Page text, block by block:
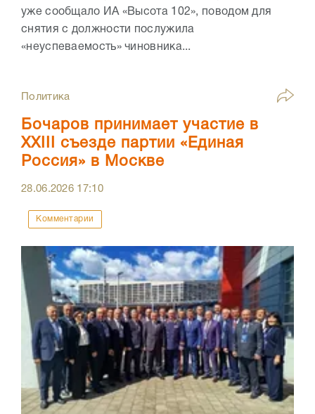
уже сообщало ИА «Высота 102», поводом для
снятия с должности послужила
«неуспеваемость» чиновника...
Политика
Бочаров принимает участие в
XXIII съезде партии «Единая
Россия» в Москве
28.06.2026 17:10
Комментарии